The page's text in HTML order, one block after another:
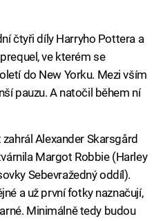
čtyři díly Harryho Pottera a
ve kterém se
do New Yorku. Mezi vším
pauzu. A natočil během ní
Alexander Skarsgård
Margot Robbie (Harley
Sebevražedný oddíl).
a už první fotky naznačují,
Minimálně tedy budou